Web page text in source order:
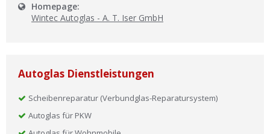
Homepage:
Wintec Autoglas - A. T. Iser GmbH
Autoglas Dienstleistungen
Scheibenreparatur (Verbundglas-Reparatursystem)
Autoglas für PKW